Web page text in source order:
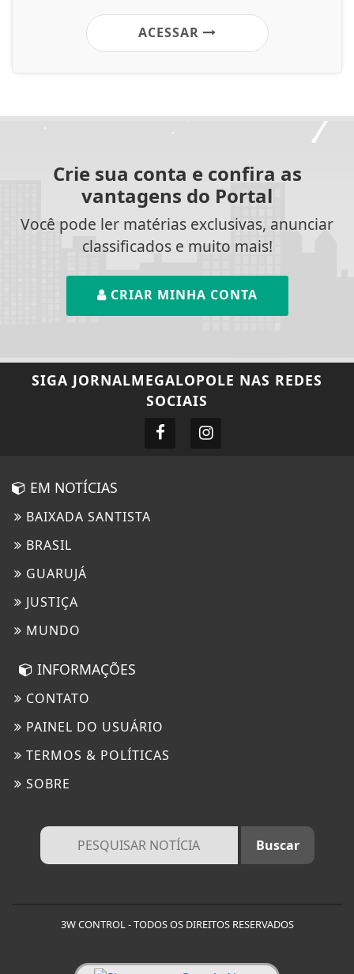
ACESSAR
Crie sua conta e confira as
vantagens do Portal
Você pode ler matérias exclusivas, anunciar
classificados e muito mais!
CRIAR MINHA CONTA
SIGA JORNALMEGALOPOLE NAS REDES
SOCIAIS
EM NOTÍCIAS
BAIXADA SANTISTA
BRASIL
GUARUJÁ
JUSTIÇA
MUNDO
INFORMAÇÕES
CONTATO
PAINEL DO USUÁRIO
TERMOS & POLÍTICAS
SOBRE
3W CONTROL - TODOS OS DIREITOS RESERVADOS